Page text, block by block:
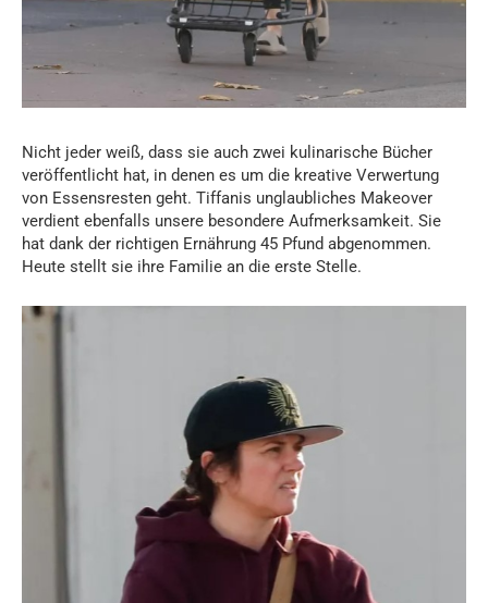
Nicht jeder weiß, dass sie auch zwei kulinarische Bücher
veröffentlicht hat, in denen es um die kreative Verwertung
von Essensresten geht. Tiffanis unglaubliches Makeover
verdient ebenfalls unsere besondere Aufmerksamkeit. Sie
hat dank der richtigen Ernährung 45 Pfund abgenommen.
Heute stellt sie ihre Familie an die erste Stelle.